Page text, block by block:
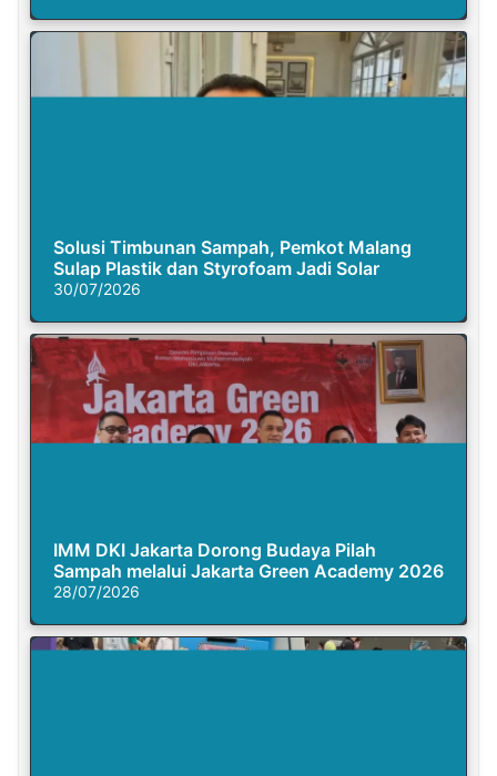
Solusi Timbunan Sampah, Pemkot Malang
Sulap Plastik dan Styrofoam Jadi Solar
30/07/2026
IMM DKI Jakarta Dorong Budaya Pilah
Sampah melalui Jakarta Green Academy 2026
28/07/2026